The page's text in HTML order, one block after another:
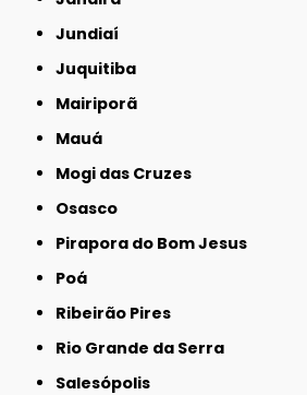
Jundiaí
Juquitiba
Mairiporã
Mauá
Mogi das Cruzes
Osasco
Pirapora do Bom Jesus
Poá
Ribeirão Pires
Rio Grande da Serra
Salesópolis